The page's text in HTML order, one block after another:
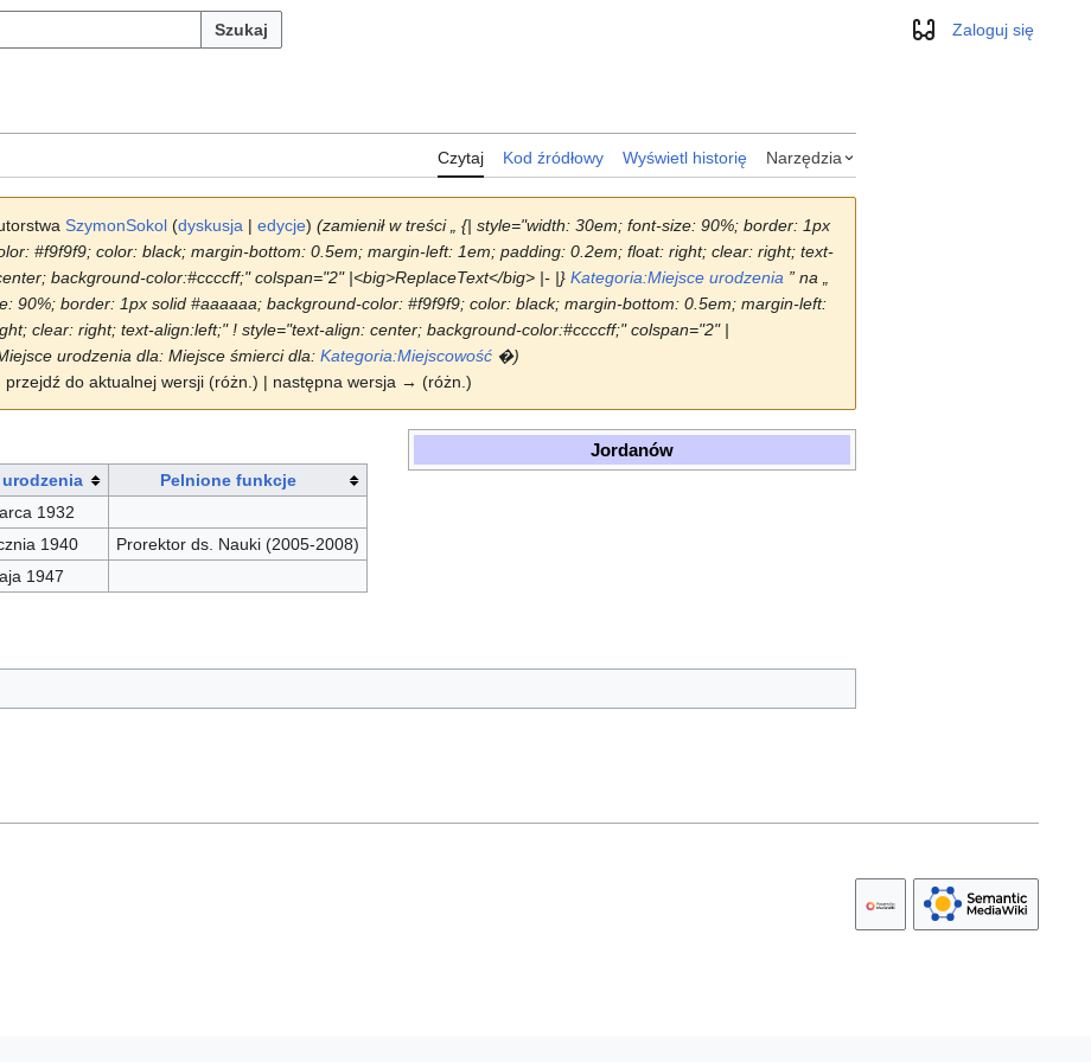
Szukaj WyglądZaloguj się
Czytaj Kod źródłowy Wyświetl historię Narzędzia
SzymonSokol (dyskusja | edycje) (zamienił w treści „ {| style="width: 30em; font-size: 90%; border: 1px
#f9f9f9; color: black; margin-bottom: 0.5em; margin-left: 1em; padding: 0.2em; float: right; clear: right; text-
background-color:#ccccff;" colspan="2" |<big>ReplaceText</big> |- |} Kategoria:Miejsce urodzenia ” na „
90%; border: 1px solid #aaaaaa; background-color: #f9f9f9; color: black; margin-bottom: 0.5em; margin-left:
clear: right; text-align:left;" ! style="text-align: center; background-color:#ccccff;" colspan="2" |
urodzenia dla: Miejsce śmierci dla: Kategoria:Miejscowość �)
przejdź do aktualnej wersji (różn.) | następna wersja → (różn.)
Jordanów
urodzenia
Pelnione funkcje
1932
1940
Prorektor ds. Nauki (2005-2008)
1947